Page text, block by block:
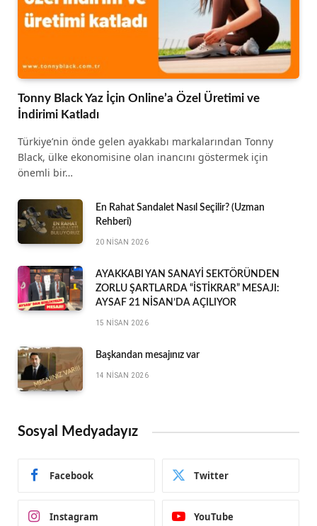
Tonny Black Yaz İçin Online’a Özel Üretimi ve
İndirimi Katladı
Türkiye’nin önde gelen ayakkabı markalarından Tonny
Black, ülke ekonomisine olan inancını göstermek için
önemli bir…
En Rahat Sandalet Nasıl Seçilir? (Uzman
Rehberi)
20 NISAN 2026
AYAKKABI YAN SANAYİ SEKTÖRÜNDEN
ZORLU ŞARTLARDA “İSTİKRAR” MESAJI:
AYSAF 21 NİSAN’DA AÇILIYOR
15 NISAN 2026
Başkandan mesajınız var
14 NISAN 2026
Sosyal Medyadayız
Facebook Twitter
Instagram YouTube